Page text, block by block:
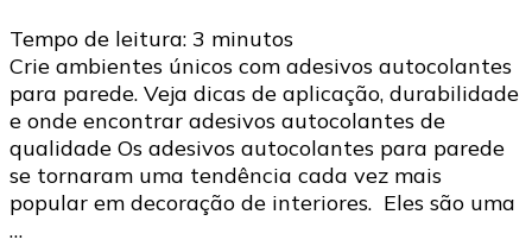
Tempo de leitura: 3 minutos
Crie ambientes únicos com adesivos autocolantes
para parede. Veja dicas de aplicação, durabilidade
e onde encontrar adesivos autocolantes de
qualidade Os adesivos autocolantes para parede
se tornaram uma tendência cada vez mais
popular em decoração de interiores. Eles são uma
…